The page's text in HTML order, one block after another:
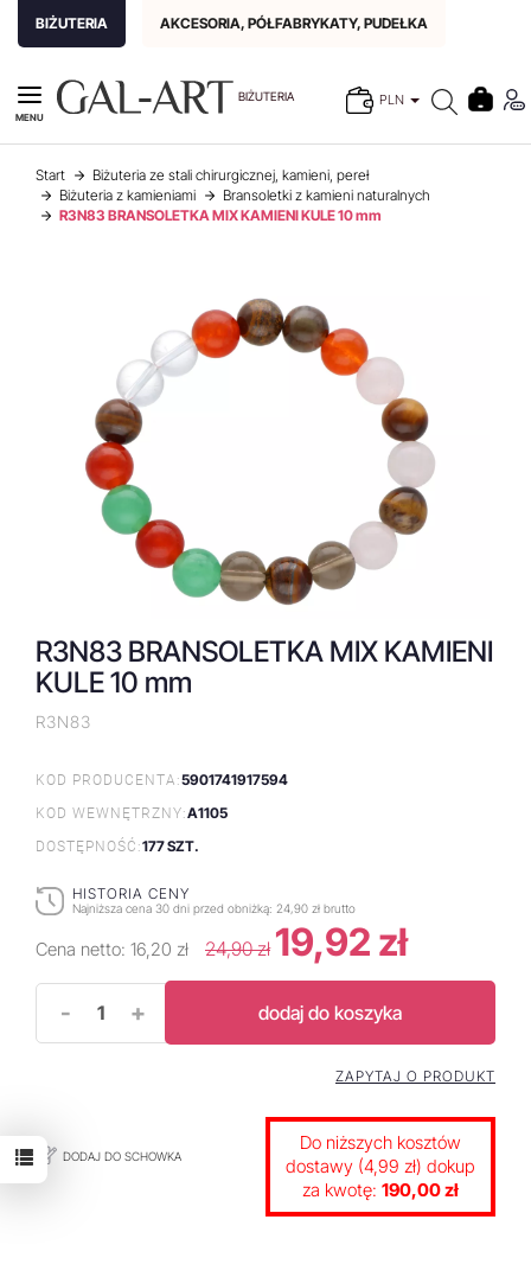
BIŻUTERIA AKCESORIA, PÓŁFABRYKATY, PUDEŁKA
BIŻUTERIA PLN
MENU
Start
Biżuteria ze stali chirurgicznej, kamieni, pereł
Biżuteria z kamieniami
Bransoletki z kamieni naturalnych
R3N83 BRANSOLETKA MIX KAMIENI KULE 10 mm
R3N83 BRANSOLETKA MIX KAMIENI
KULE 10 mm
R3N83
KOD PRODUCENTA:5901741917594
KOD WEWNĘTRZNY:A1105
DOSTĘPNOŚĆ:177 SZT.
HISTORIA CENY
Najniższa cena 30 dni przed obniżką: 24,90 zł brutto
Cena netto: 16,20 zł 24,90 zł 19,92 zł
- + dodaj do koszyka
DODAJ DO SCHOWKA
ZAPYTAJ O PRODUKT
Do niższych kosztów
dostawy (4,99 zł) dokup
za kwotę: 190,00 zł